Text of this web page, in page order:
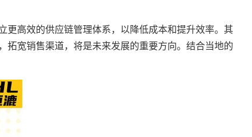
高效的供应链管理体系，以降低成本和提升效率。其
宽销售渠道，将是未来发展的重要方向。结合当地的